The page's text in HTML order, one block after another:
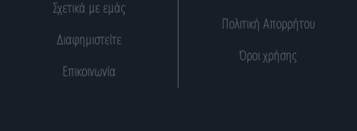
Σχετικά με εμάς
Διαφημιστείτε
Επικοινωνία
Πολιτική Απορρήτου
Όροι χρήσης